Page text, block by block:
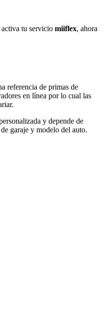
activa tu servicio miiflex, ahora
referencia de primas de
en línea por lo cual las
y depende de
garaje y modelo del auto.